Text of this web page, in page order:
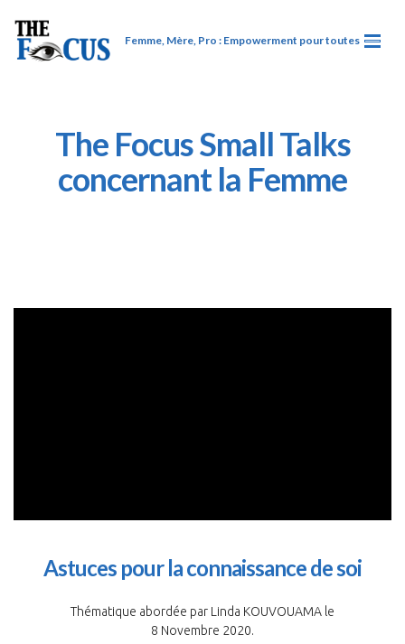
Femme, Mère, Pro : Empowerment pour toutes
The Focus Small Talks
concernant la Femme
Astuces pour la connaissance de soi
Thématique abordée par Linda KOUVOUAMA le
8 Novembre 2020.